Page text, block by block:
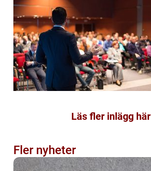
Läs fler inlägg här
Fler nyheter